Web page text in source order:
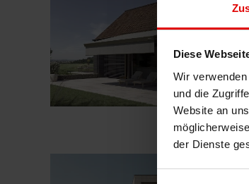
Diese
Wir
und die
Website an
der Dienste
Einwilligungsauswahl
Ob
„Neue
Das
von